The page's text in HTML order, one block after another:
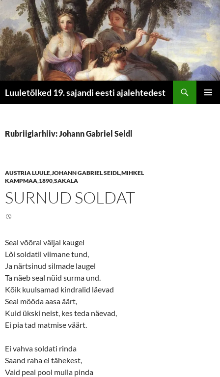
Luuletõlked 19. sajandi eesti ajalehtedest
Rubriigiarhiiv: Johann Gabriel Seidl
AUSTRIA LUULE,JOHANN GABRIEL SEIDL,MIHKEL
KAMPMAA,1890,SAKALA
SURNUD SOLDAT
Seal võõral väljal kaugel
Lõi soldatil viimane tund,
Ja närtsinud silmade laugel
Ta näeb seal nüid surma und.
Kõik kuulsamad kindralid läevad
Seal mööda aasa äärt,
Kuid ükski neist, kes teda näevad,
Ei pia tad matmise väärt.
Ei vahva soldati rinda
Saand raha ei tähekest,
Vaid peal pool mulla pinda